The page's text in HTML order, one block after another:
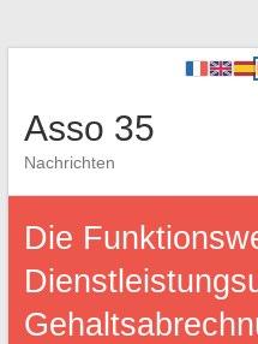
Asso 35
Nachrichten
Die